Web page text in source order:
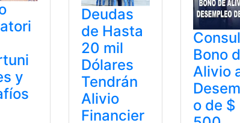
y
Deudas
de Hasta
20 mil
Dólares
Tendrán
Alivio
Financier
Bono
Alivio
o de $